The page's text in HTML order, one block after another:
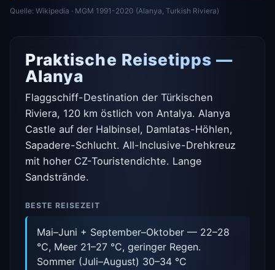
Quelle: Wikipedia · MGM 1991-2020 (Alanya, Turkish Riviera)
Praktische Reisetipps —
Alanya
Flaggschiff-Destination der Türkischen
Riviera, 120 km östlich von Antalya. Alanya
Castle auf der Halbinsel, Damlatas-Höhlen,
Sapadere-Schlucht. All-Inclusive-Drehkreuz
mit hoher CZ-Touristendichte. Lange
Sandstrände.
BESTE REISEZEIT
Mai–Juni + September–Oktober — 22–28
°C, Meer 21–27 °C, geringer Regen.
Sommer (Juli–August) 30–34 °C